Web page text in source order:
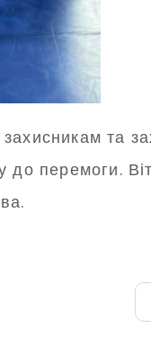
та
перемоги.